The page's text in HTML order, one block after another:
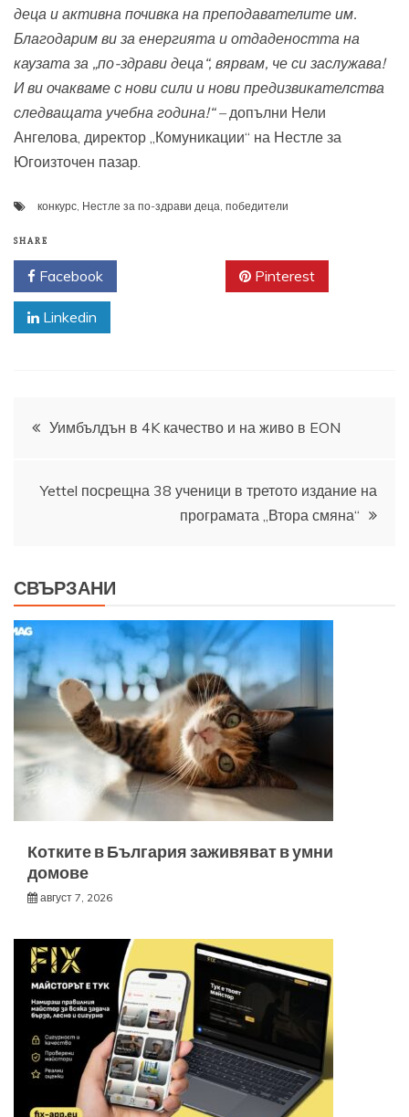
деца и активна почивка на преподавателите им.
Благодарим ви за енергията и отдадеността на
каузата за „по-здрави деца“, вярвам, че си заслужава!
И ви очакваме с нови сили и нови предизвикателства
следващата учебна година!“ –допълни Нели
Ангелова, директор „Комуникации“ на Нестле за
Югоизточен пазар.
конкурс, Нестле за по-здрави деца, победители
SHARE
Facebook Pinterest
Linkedin
Навигация
Уимбълдън в 4K качество и на живо в EON
Yettel посрещна 38 ученици в третото издание на
програмата „Втора смяна“
СВЪРЗАНИ
Котките в България заживяват в умни
домове
август 7, 2026